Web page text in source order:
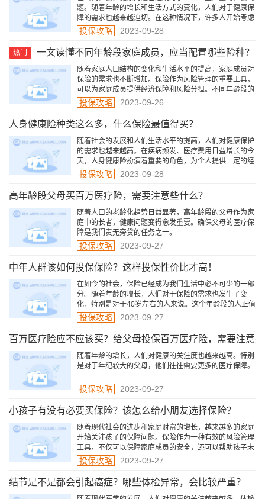
题。随着年龄的增长和生活方式的变化，人们对于健康保
障的需求也越来越迫切。在这种情况下，许多人开始考虑
是否有必要为父母购买重疾险。
投保攻略 2023-09-28
热门 一文读懂不同年龄段家庭成员，应当配置哪些险种？
随着家庭人口结构的变化和生活水平的提高，家庭成员对
保险的需求也不断增加。保险作为风险管理的重要工具，
可以为家庭成员提供经济保障和风险分担。不同年龄段的
家庭成员面临的风险不同，因此选择适合的险种对于保障
家庭成员的健康和财务安全至关重要。
投保攻略 2023-09-26
人身健康险种类这么多，什么保险最值得买？
随着社会的发展和人们生活水平的提高，人们对健康保护
的需求也越来越高。在疾病频发、医疗费用日益增长的今
天，人身健康险扮演着重要的角色，为个人提供一定的经
济保障和医疗服务保障。
投保攻略 2023-09-28
高年龄段父母买百万医疗险，需要注意些什么？
随着人口的老龄化趋势日益显著，高年龄段的父母作为家
庭中的长者，健康问题变得愈发重要。确保父母的医疗保
障是我们责无旁贷的任务之一。
投保攻略 2023-09-27
中年人群该如何投保保险？这样投保性价比才高！
在如今的社会，保险已经成为我们生活中必不可少的一部
分。随着年龄的增长，人们对于保险的需求也发生了变
化，特别是对于40岁左右的人来说。这个年龄段的人正值
事业发展的黄金时期，同时也面临着家庭责任的增加。
投保攻略 2023-09-27
百万医疗险应不应该买？给父母投保百万医疗险，需要注意
随着年龄的增长，人们对健康的关注度也越来越高。特别
是对于年纪较大的父母，他们往往需要更多的医疗保障。
投保攻略 2023-09-27
小孩子有没有必要买保险？该怎么给小朋友选择保险？
随着现代社会的进步和家庭财富的增长，越来越多的家庭
开始关注孩子的保障问题。保险作为一种有效的风险管理
工具，不仅可以保障家庭成员的安全，还可以帮助孩子未
来的成长。
投保攻略 2023-09-27
结节是不是都会引起癌症？哪些体检异常，会比较严重？